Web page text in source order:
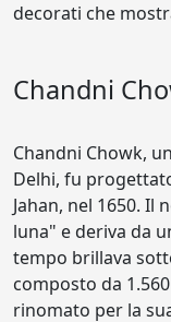
decorati che
Chandni
Chandni Chowk,
Delhi, fu
Jahan, nel 1650. Il
luna" e deriva da
tempo brillava
composto da
rinomato per la